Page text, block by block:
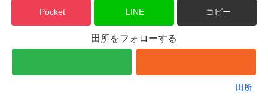
Pocket LINE コピー
田所をフォローする
田所